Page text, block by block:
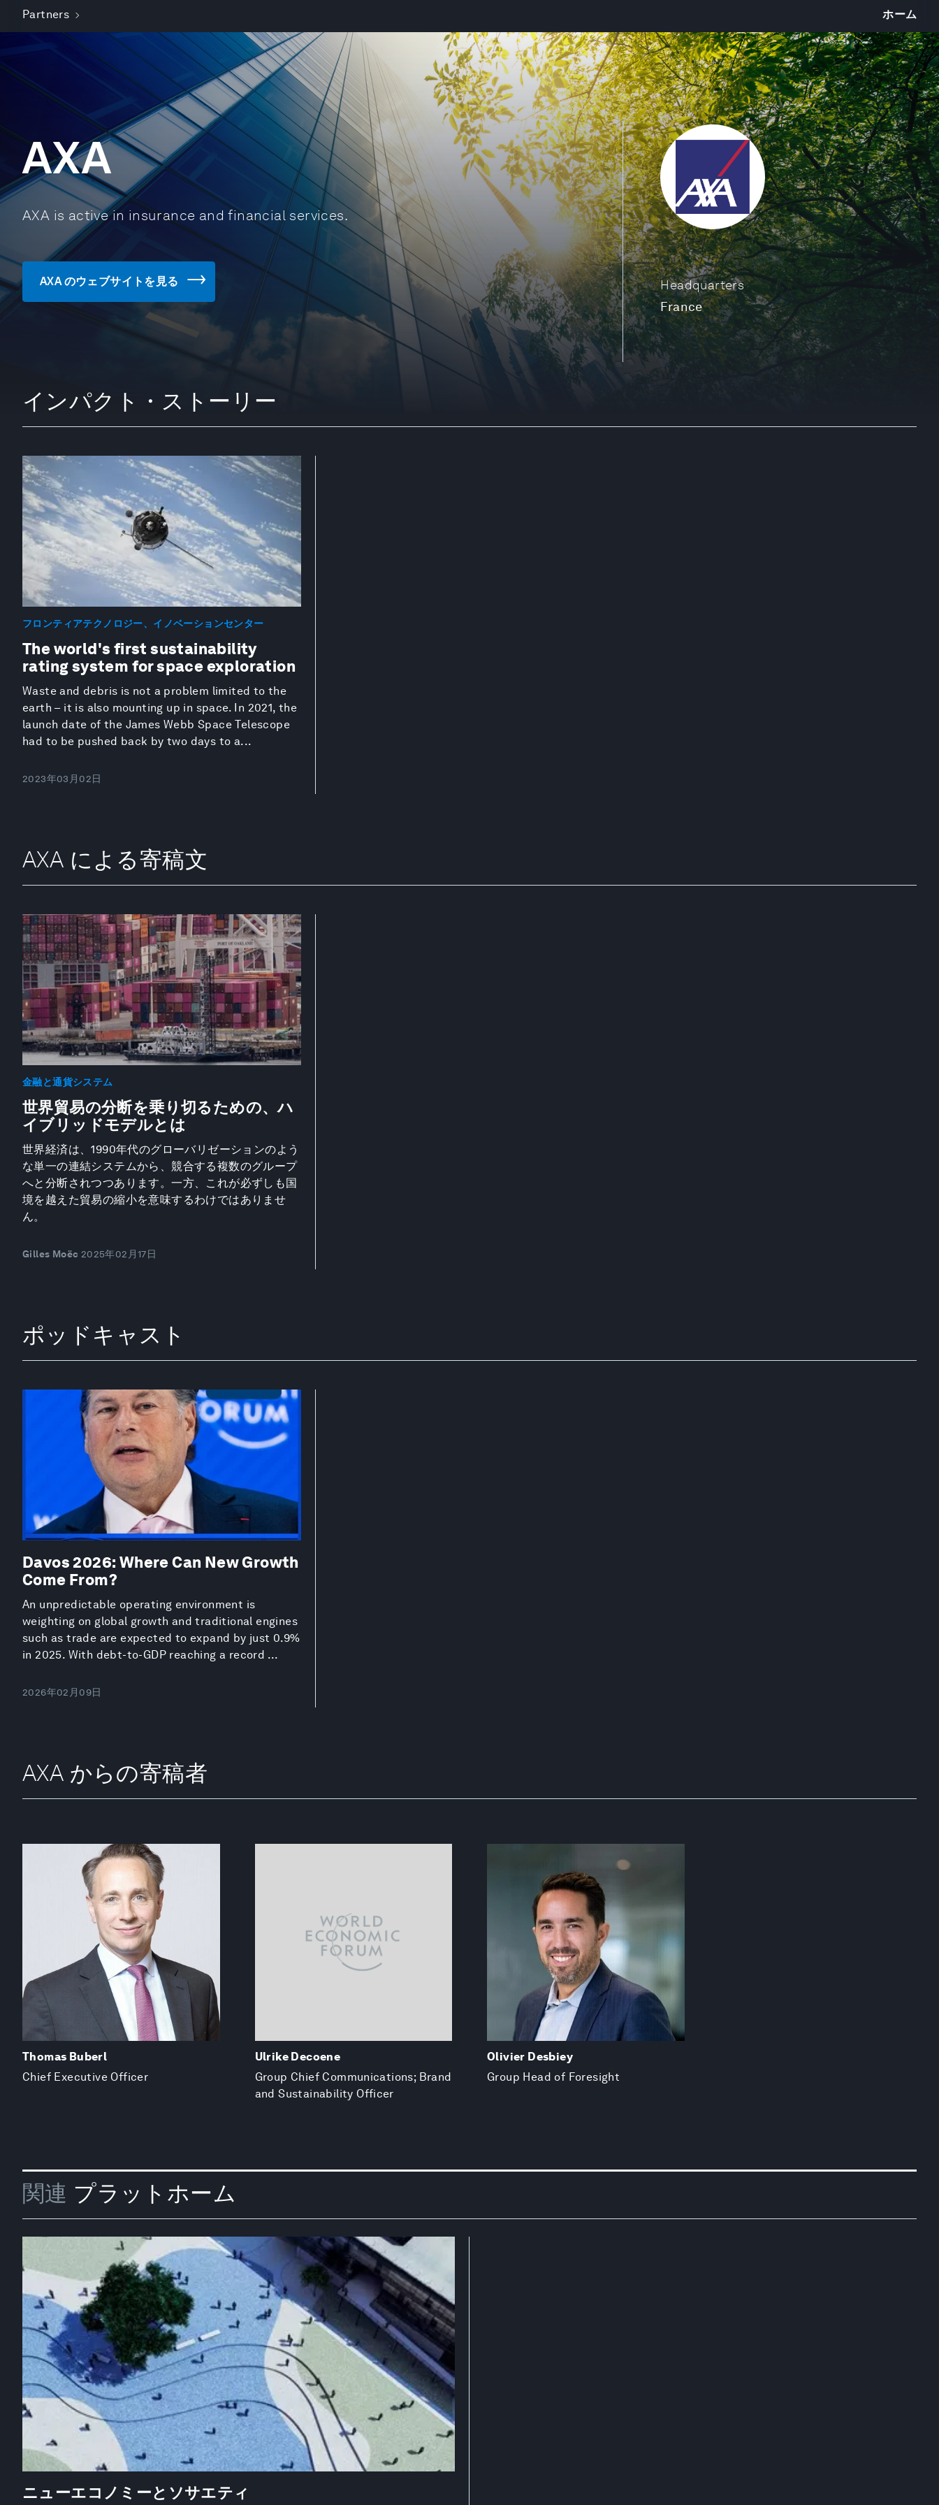
Partners ホーム
Headquarters
France
AXA
AXA is active in insurance and financial services.
AXA のウェブサイトを見る
インパクト・ストーリー
フロンティアテクノロジー、イノベーションセンター
The world's first sustainability
rating system for space exploration
Waste and debris is not a problem limited to the
earth – it is also mounting up in space. In 2021, the
launch date of the James Webb Space Telescope
had to be pushed back by two days to a...
2023年03月02日
AXA による寄稿文
金融と通貨システム
世界貿易の分断を乗り切るための、ハ
イブリッドモデルとは
世界経済は、1990年代のグローバリゼーションのよう
な単一の連結システムから、競合する複数のグループ
へと分断されつつあります。一方、これが必ずしも国
境を越えた貿易の縮小を意味するわけではありませ
ん。
Gilles Moëc 2025年02月17日
ポッドキャスト
Davos 2026: Where Can New Growth
Come From?
An unpredictable operating environment is
weighting on global growth and traditional engines
such as trade are expected to expand by just 0.9%
in 2025. With debt-to-GDP reaching a record ...
2026年02月09日
AXA からの寄稿者
Thomas Buberl
Chief Executive Officer
Ulrike Decoene
Group Chief Communications; Brand
and Sustainability Officer
Olivier Desbiey
Group Head of Foresight
関連 プラットホーム
ニューエコノミーとソサエティ